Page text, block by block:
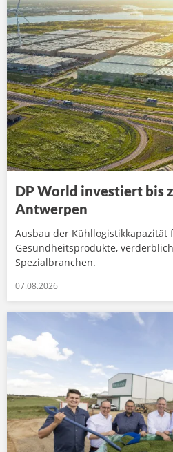
DP World investiert bis
Antwerpen
Ausbau der Kühllogistikkapazität
Gesundheitsprodukte,
Spezialbranchen.
07.08.2026